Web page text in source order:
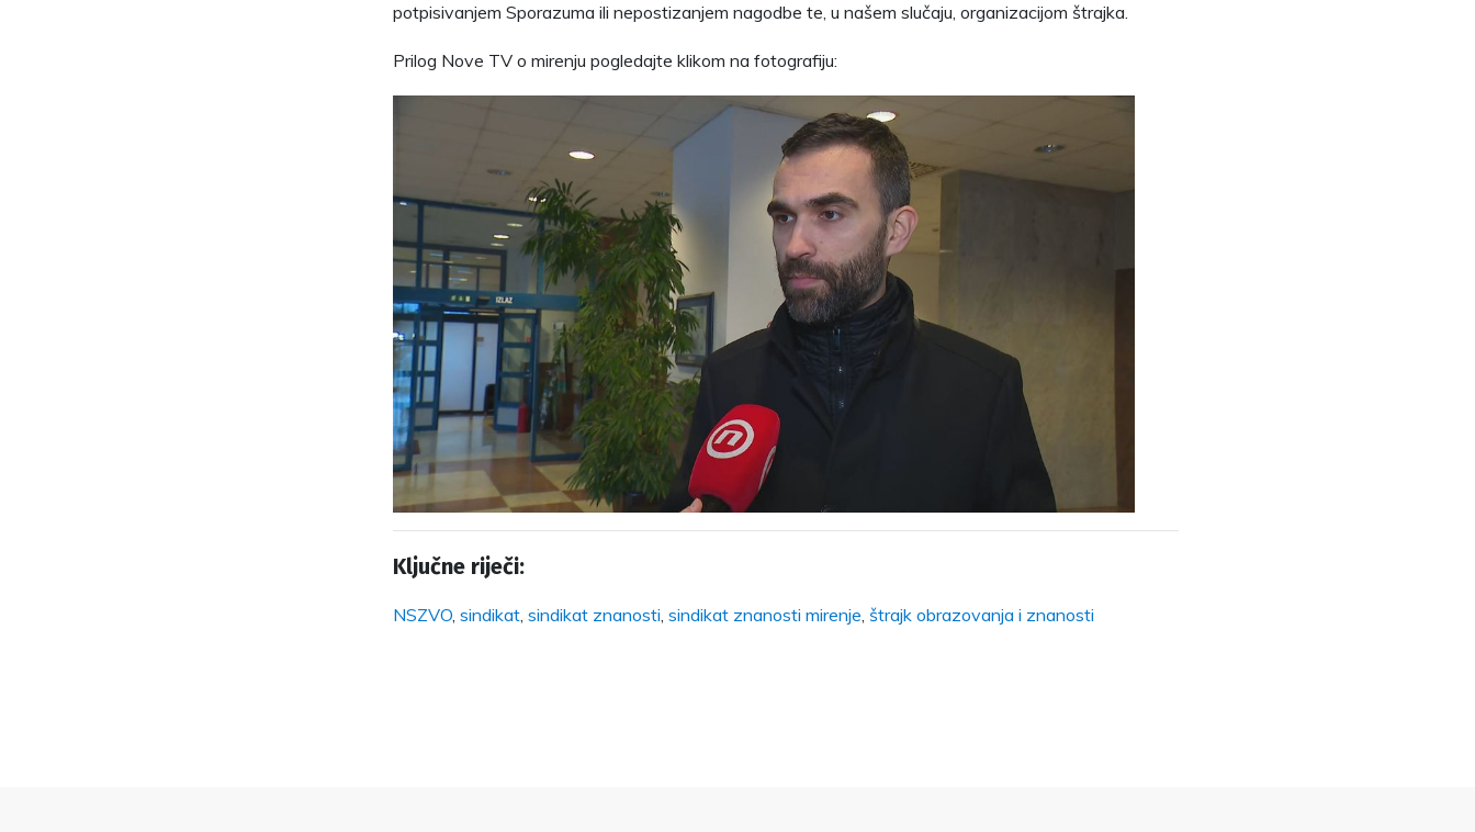
potpisivanjem Sporazuma ili nepostizanjem nagodbe te, u našem slučaju, organizacijom štrajka.
Prilog Nove TV o mirenju pogledajte klikom na fotografiju:
Ključne riječi:
NSZVO, sindikat, sindikat znanosti, sindikat znanosti mirenje, štrajk obrazovanja i znanosti